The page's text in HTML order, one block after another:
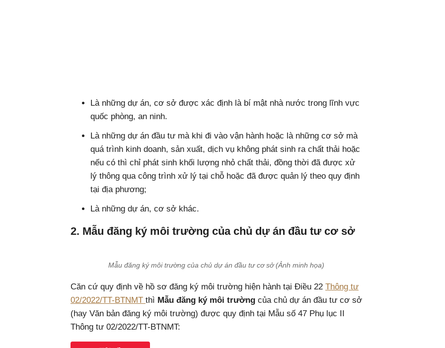
Là những dự án, cơ sở được xác định là bí mật nhà nước trong lĩnh vực
quốc phòng, an ninh.
Là những dự án đầu tư mà khi đi vào vận hành hoặc là những cơ sở mà
quá trình kinh doanh, sản xuất, dịch vụ không phát sinh ra chất thải hoặc
nếu có thì chỉ phát sinh khối lượng nhỏ chất thải, đồng thời đã được xử
lý thông qua công trình xử lý tại chỗ hoặc đã được quản lý theo quy định
tại địa phương;
Là những dự án, cơ sở khác.
2. Mẫu đăng ký môi trường của chủ dự án đầu tư cơ sở
Mẫu đăng ký môi trường của chủ dự án đầu tư cơ sở (Ảnh minh họa)
Căn cứ quy định về hồ sơ đăng ký môi trường hiện hành tại Điều 22 Thông tư
02/2022/TT-BTNMT thì Mẫu đăng ký môi trường của chủ dự án đầu tư cơ sở
(hay Văn bản đăng ký môi trường) được quy định tại Mẫu số 47 Phụ lục II
Thông tư 02/2022/TT-BTNMT: